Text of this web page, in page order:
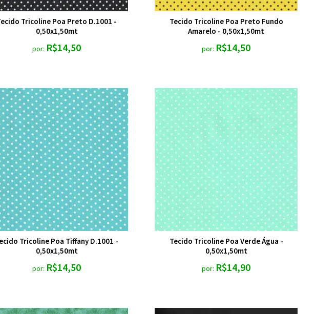
Tricoline Poa Preto D.1001 -
0,50x1,50mt
por: R$14,50
Tecido Tricoline Poa Preto Fundo
Amarelo - 0,50x1,50mt
por: R$14,50
Tricoline Poa Tiffany D.1001 -
0,50x1,50mt
por: R$14,50
Tecido Tricoline Poa Verde Água -
0,50x1,50mt
por: R$14,90